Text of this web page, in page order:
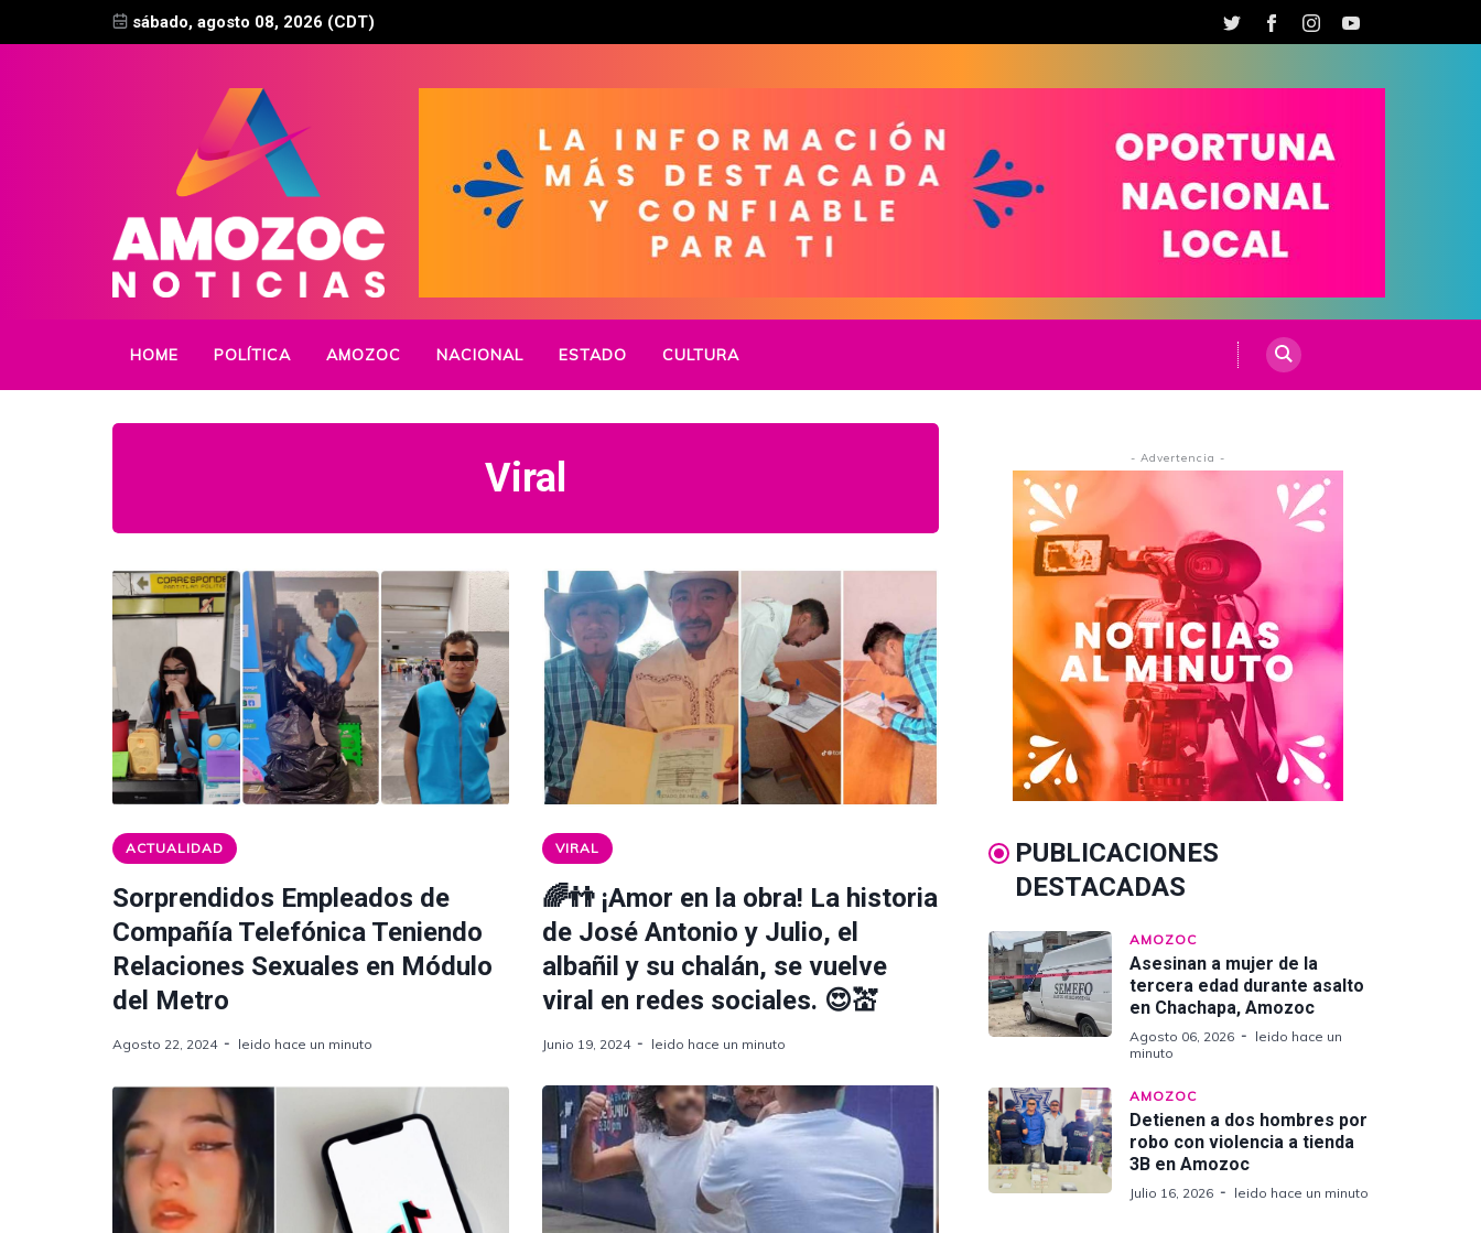
sábado, agosto 08, 2026 (CDT)
HOME POLÍTICA AMOZOC NACIONAL ESTADO CULTURA
Viral
ACTUALIDAD
Sorprendidos Empleados de
Compañía Telefónica Teniendo
Relaciones Sexuales en Módulo
del Metro
Agosto 22, 2024 leido hace un minuto
VIRAL
🌈👬 ¡Amor en la obra! La historia
de José Antonio y Julio, el
albañil y su chalán, se vuelve
viral en redes sociales. 😍💒
Junio 19, 2024 leido hace un minuto
- Advertencia -
PUBLICACIONES
DESTACADAS
AMOZOC
Asesinan a mujer de la
tercera edad durante asalto
en Chachapa, Amozoc
Agosto 06, 2026
leido hace un
minuto
AMOZOC
Detienen a dos hombres por
robo con violencia a tienda
3B en Amozoc
Julio 16, 2026 leido hace un minuto